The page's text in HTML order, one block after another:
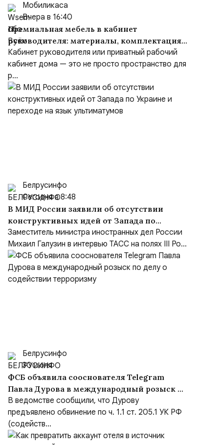
Мобиликаса
Вчера в 16:40
Премиальная мебель в кабинет
руководителя: материалы, комплектация
и советы
Кабинет руководителя или приватный рабочий
кабинет дома — это не просто пространство для
р...
Белрусинфо
Сегодня в 8:48
В МИД России заявили об отсутствии
конструктивных идей от Запада по
Украине и переходе на язык ультиматумов
Заместитель министра иностранных дел России
Михаил Галузин в интервью ТАСС на полях III Ро...
Белрусинфо
30 июля
ФСБ объявила сооснователя Telegram
Павла Дурова в международный розыск по
делу о содействии терроризму
В ведомстве сообщили, что Дурову
предъявлено обвинение по ч. 1.1 ст. 205.1 УК РФ
(содейств...